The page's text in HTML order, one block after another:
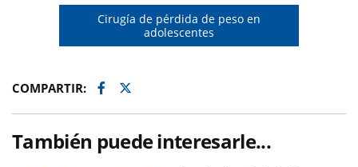
Cirugía de pérdida de peso en
adolescentes
COMPARTIR: Facebook
Twitter
También puede interesarle...